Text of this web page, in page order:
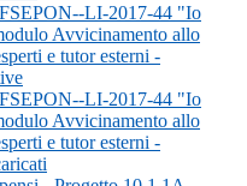
LI-2017-44 "Io
Avvicinamento allo
e tutor esterni -
LI-2017-44 "Io
Avvicinamento allo
e tutor esterni -